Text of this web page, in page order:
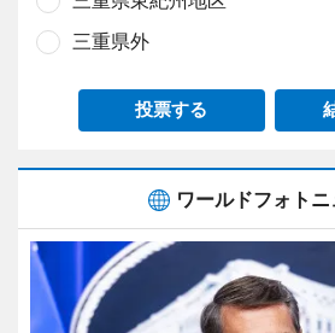
三重県外
投票する
ワールドフォトニ